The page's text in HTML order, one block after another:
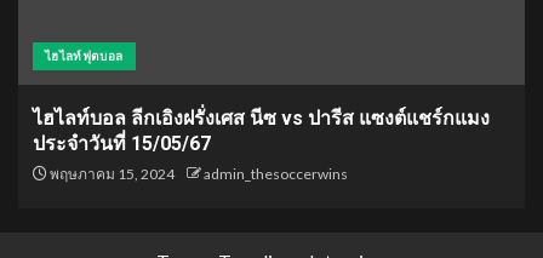
ไฮไลท์ฟุตบอล
ไฮไลท์บอล ลีกเอิงฝรั่งเศส นีซ vs ปารีส แซงต์แชร์กแมง
ประจำวันที่ 15/05/67
พฤษภาคม 15, 2024 admin_thesoccerwins